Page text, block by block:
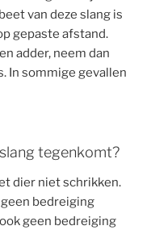
van deze slang is
gepaste afstand.
adder, neem dan
In sommige gevallen
tegenkomt?
dier niet schrikken.
bedreiging
geen bedreiging